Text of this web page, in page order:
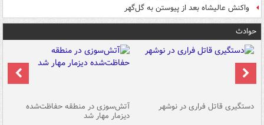
واکنش عالیشاه بعد از پیوستن به گل‌گهر
حوادث
دستگیری قاتل فراری در نوشهر آتش‌سوزی در منطقه حفاظت‌شده
دیزمار مهار شد